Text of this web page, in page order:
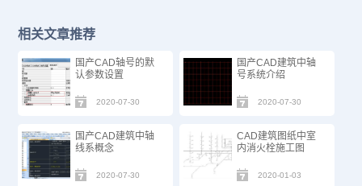
相关文章推荐
国产CAD轴号的默
认参数设置
2020-07-30
国产CAD建筑中轴
号系统介绍
2020-07-30
国产CAD建筑中轴
线系概念
2020-07-30
CAD建筑图纸中室
内消火栓施工图
2020-01-03